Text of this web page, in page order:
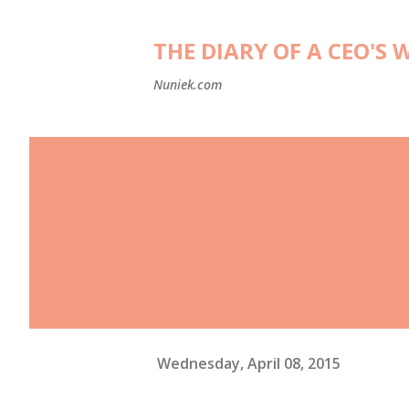
THE DIARY OF A CEO'S
Nuniek.com
Wednesday, April 08, 2015